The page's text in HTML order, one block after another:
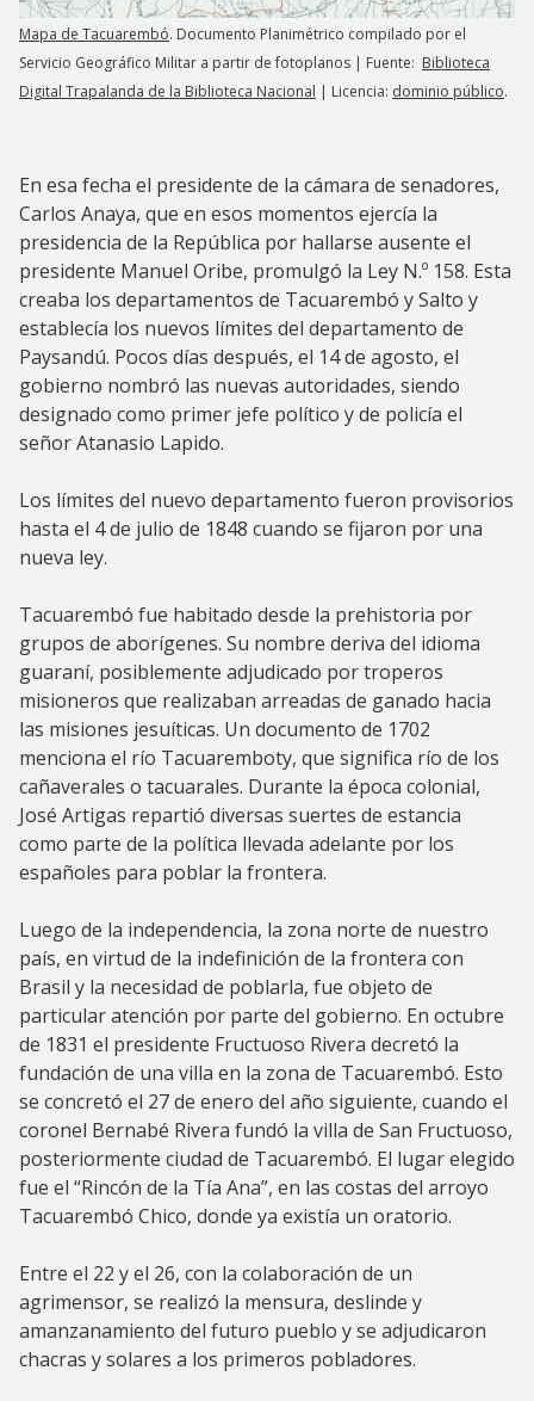
Mapa de Tacuarembó. Documento Planimétrico compilado por el
Servicio Geográfico Militar a partir de fotoplanos | Fuente: Biblioteca
Digital Trapalanda de la Biblioteca Nacional | Licencia: dominio público.
En esa fecha el presidente de la cámara de senadores,
Carlos Anaya, que en esos momentos ejercía la
presidencia de la República por hallarse ausente el
presidente Manuel Oribe, promulgó la Ley N.º 158. Esta
creaba los departamentos de Tacuarembó y Salto y
establecía los nuevos límites del departamento de
Paysandú. Pocos días después, el 14 de agosto, el
gobierno nombró las nuevas autoridades, siendo
designado como primer jefe político y de policía el
señor Atanasio Lapido.
Los límites del nuevo departamento fueron provisorios
hasta el 4 de julio de 1848 cuando se fijaron por una
nueva ley.
Tacuarembó fue habitado desde la prehistoria por
grupos de aborígenes. Su nombre deriva del idioma
guaraní, posiblemente adjudicado por troperos
misioneros que realizaban arreadas de ganado hacia
las misiones jesuíticas. Un documento de 1702
menciona el río Tacuaremboty, que significa río de los
cañaverales o tacuarales. Durante la época colonial,
José Artigas repartió diversas suertes de estancia
como parte de la política llevada adelante por los
españoles para poblar la frontera.
Luego de la independencia, la zona norte de nuestro
país, en virtud de la indefinición de la frontera con
Brasil y la necesidad de poblarla, fue objeto de
particular atención por parte del gobierno. En octubre
de 1831 el presidente Fructuoso Rivera decretó la
fundación de una villa en la zona de Tacuarembó. Esto
se concretó el 27 de enero del año siguiente, cuando el
coronel Bernabé Rivera fundó la villa de San Fructuoso,
posteriormente ciudad de Tacuarembó. El lugar elegido
fue el “Rincón de la Tía Ana”, en las costas del arroyo
Tacuarembó Chico, donde ya existía un oratorio.
Entre el 22 y el 26, con la colaboración de un
agrimensor, se realizó la mensura, deslinde y
amanzanamiento del futuro pueblo y se adjudicaron
chacras y solares a los primeros pobladores.